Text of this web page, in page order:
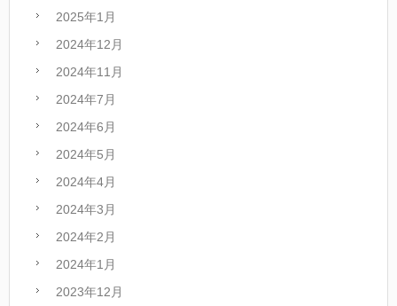
2025年1月
2024年12月
2024年11月
2024年7月
2024年6月
2024年5月
2024年4月
2024年3月
2024年2月
2024年1月
2023年12月